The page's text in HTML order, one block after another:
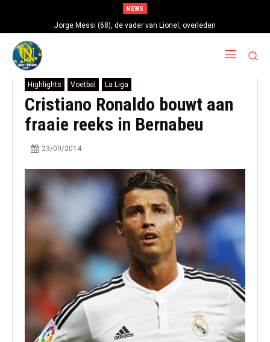
NEWS
Jorge Messi (68), de vader van Lionel, overleden
Highlights Voetbal La Liga
Cristiano Ronaldo bouwt aan
fraaie reeks in Bernabeu
23/09/2014